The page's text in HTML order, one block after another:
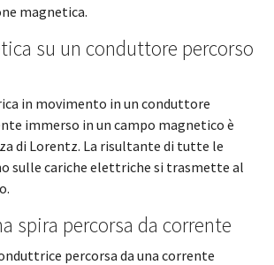
magnetica.
su un conduttore percorso
in movimento in un conduttore
immerso in un campo magnetico è
di Lorentz. La risultante di tutte le
sulle cariche elettriche si trasmette al
spira percorsa da corrente
percorsa da una corrente